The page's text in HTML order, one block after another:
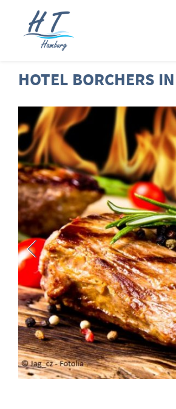
HOTEL BORCHERS